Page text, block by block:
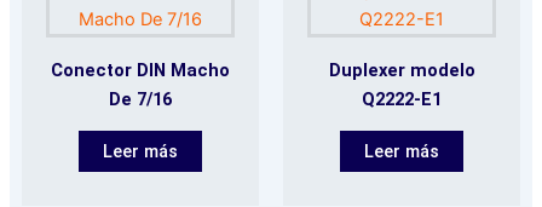
Conector DIN Macho
De 7/16
Leer más
Duplexer modelo
Q2222-E1
Leer más